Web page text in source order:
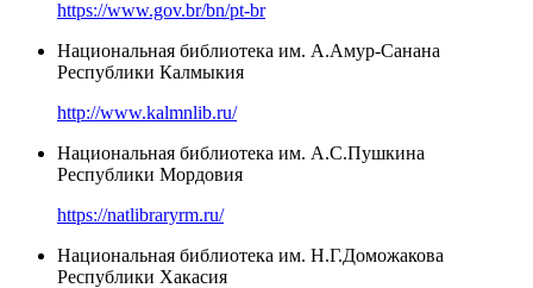
https://www.gov.br/bn/pt-br
Национальная библиотека им. А.Амур-Санана
Республики Калмыкия
http://www.kalmnlib.ru/
Национальная библиотека им. А.С.Пушкина
Республики Мордовия
https://natlibraryrm.ru/
Национальная библиотека им. Н.Г.Доможакова
Республики Хакасия